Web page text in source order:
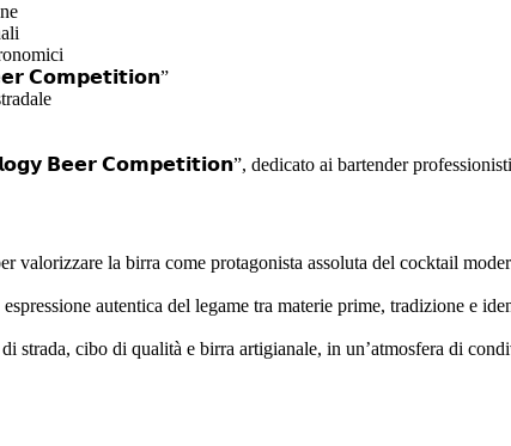
𝗖𝗼𝗺𝗽𝗲𝘁𝗶𝘁𝗶𝗼𝗻”
𝗖𝗼𝗺𝗽𝗲𝘁𝗶𝘁𝗶𝗼𝗻”, dedicato ai bartender professionisti e
valorizzare la birra come protagonista assoluta del cocktail
autentica del legame tra materie prime, tradizione e
strada, cibo di qualità e birra artigianale, in un’atmosfera di